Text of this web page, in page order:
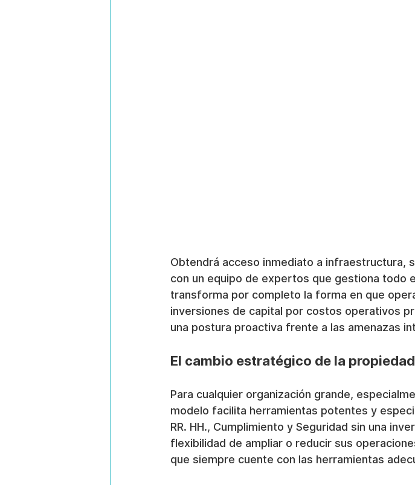
Obtendrá acceso inmediato a infraestructura,
con un equipo de expertos que gestiona todo
transforma por completo la forma en que
inversiones de capital por costos operativos
una postura proactiva frente a las amenazas
El cambio estratégico de la
Para cualquier organización grande,
modelo facilita herramientas potentes y
RR. HH., Cumplimiento y Seguridad sin una
flexibilidad de ampliar o reducir sus
que siempre cuente con las herramientas